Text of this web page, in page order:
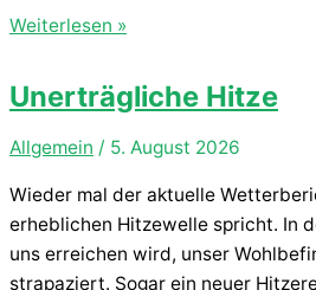
Gegen
Wand
reden
Weiterlesen »
Unerträgliche Hitze
Allgemein / 5. August 2026
Wieder mal der aktuelle
erheblichen Hitzewelle spricht. In
uns erreichen wird, unser
strapaziert. Sogar ein neuer